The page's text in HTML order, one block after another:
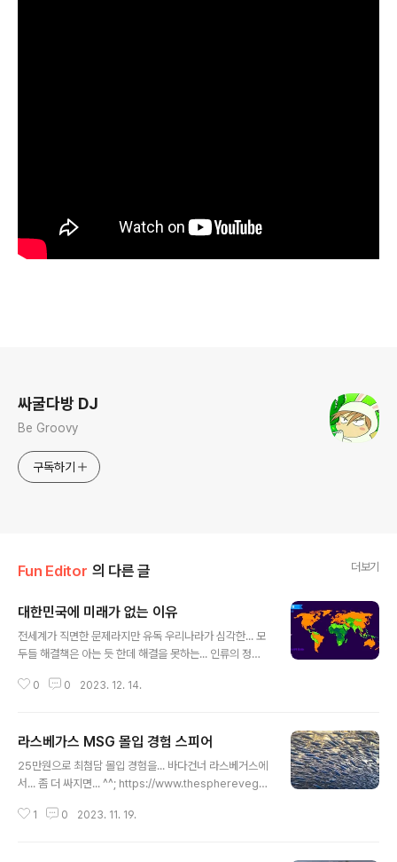
싸굴다방 DJ
Be Groovy
구독하기
Fun Editor 의 다른 글 더보기
대한민국에 미래가 없는 이유
전세계가 직면한 문제라지만 유독 우리나라가 심각한... 모
두들 해결책은 아는 듯 한데 해결을 못하는... 인류의 정해
0 0 2023. 12. 14.
라스베가스 MSG 몰입 경험 스피어
25만원으로 최첨담 몰입 경험을... 바다건너 라스베거스에
서... 좀 더 싸지면... ^^; https://www.thespherevega
1 0 2023. 11. 19.